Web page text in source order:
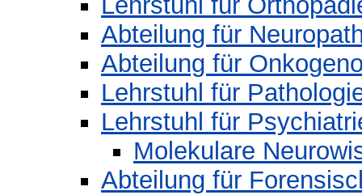
Abteilung für
Abteilung für
Lehrstuhl für
Lehrstuhl für
Molekulare
Abteilung für